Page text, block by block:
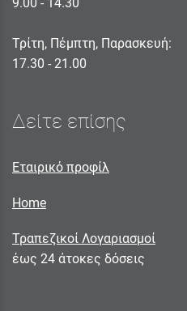
9.00 - 14.30
Τρίτη, Πέμπτη, Παρασκευή:
17.30 - 21.00
Δείτε επίσης
Εταιρικό προφίλ
Home
Τραπεζικοί Λογαριασμοί
έως 24 άτοκες δόσεις